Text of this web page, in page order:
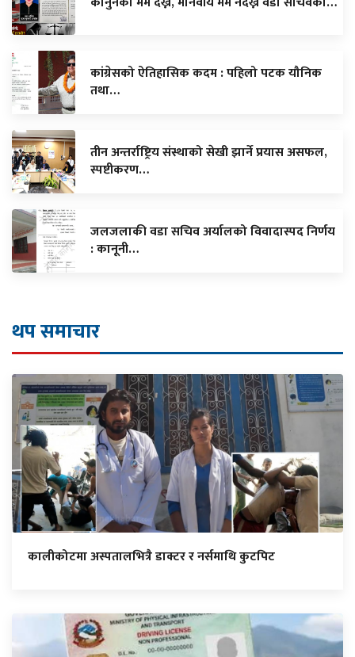
कांग्रेसको ऐतिहासिक कदम : पहिलो पटक यौनिक
तथा…
तीन अन्तर्राष्ट्रिय संस्थाको सेखी झार्ने प्रयास असफल,
स्पष्टीकरण…
जलजलाकी वडा सचिव अर्यालको विवादास्पद निर्णय
: कानूनी…
थप समाचार
कालीकोटमा अस्पतालभित्रै डाक्टर र नर्समाथि कुटपिट